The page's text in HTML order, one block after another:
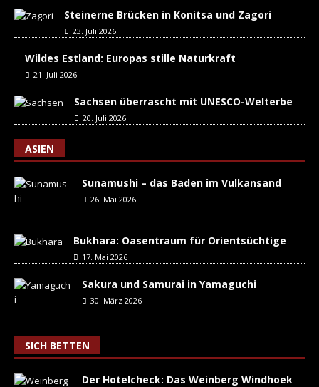
Steinerne Brücken in Konitsa und Zagori
23. Juli 2026
Wildes Estland: Europas stille Naturkraft
21. Juli 2026
Sachsen überrascht mit UNESCO-Welterbe
20. Juli 2026
ASIEN
Sunamushi – das Baden im Vulkansand
26. Mai 2026
Bukhara: Oasentraum für Orientsüchtige
17. Mai 2026
Sakura und Samurai in Yamaguchi
30. März 2026
SICH BETTEN
Der Hotelcheck: Das Weinberg Windhoek